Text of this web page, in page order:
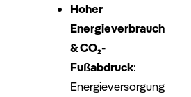
Hoher
Energieverbrauch
& CO₂-
Fußabdruck:
Energieversorgung